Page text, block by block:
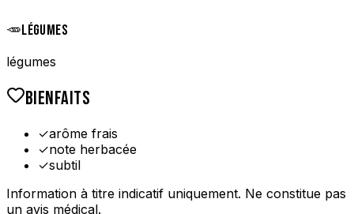
🥕LÉGUMES
légumes
BIENFAITS
✓arôme frais
✓note herbacée
✓subtil
Information à titre indicatif uniquement. Ne constitue pas
un avis médical.